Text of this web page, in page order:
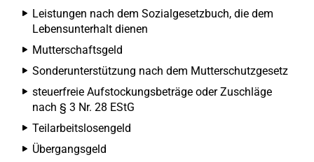
Leistungen nach dem Sozialgesetzbuch, die dem
Lebensunterhalt dienen
Mutterschaftsgeld
Sonderunterstützung nach dem Mutterschutzgesetz
steuerfreie Aufstockungsbeträge oder Zuschläge
nach § 3 Nr. 28 EStG
Teilarbeitslosengeld
Übergangsgeld